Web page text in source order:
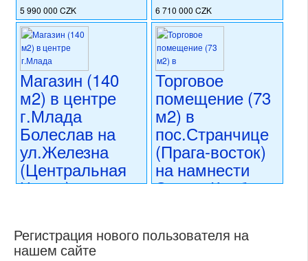
5 990 000 CZK
регион:Силезия
раздел: объекты для
коммерческого использования
состояние: после
реконструкции
номер объекта: 20449
6 710 000 CZK
регион:Южная Моравия
раздел: объекты для
коммерческого использования
состояние: стандарт
номер объекта:20403
Магазин (140
м2) в центре
г.Млада
Болеслав на
ул.Железна
(Центральная
Чехия)
раздел: объекты для
коммерческого использования
Торговое
помещение (73
м2) в
пос.Странчице
(Прага-восток)
на намнести
Эмила Колбена
раздел: объекты для
Регистрация нового пользователя на
нашем сайте